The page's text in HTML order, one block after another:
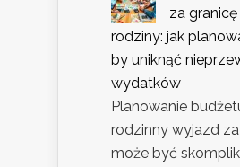
za
rodziny: jak
by uniknąć
wydatków
Planowanie
rodzinny wyjazd
może być